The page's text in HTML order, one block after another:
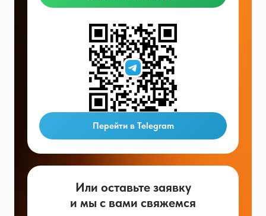
Перейти в Telegram
Или оставьте заявку
и мы с вами свяжемся